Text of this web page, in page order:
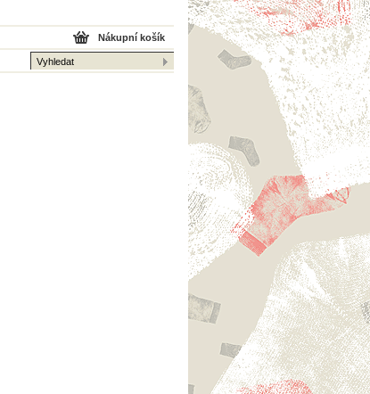
Nákupní košík